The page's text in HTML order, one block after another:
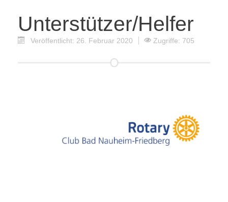
Unterstützer/Helfer
Veröffentlicht: 26. Februar 2020 Zugriffe: 705